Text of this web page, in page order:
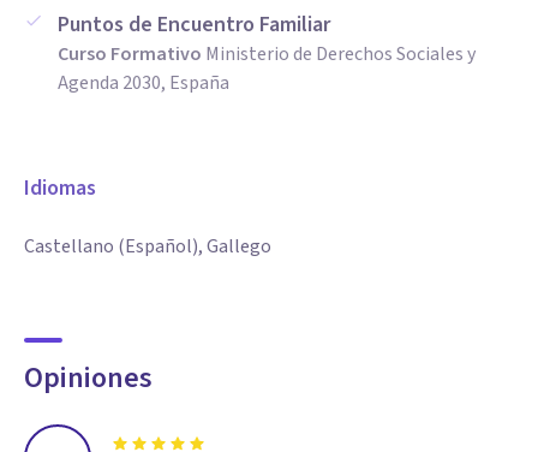
Puntos de Encuentro Familiar
Curso Formativo Ministerio de Derechos Sociales y
Agenda 2030, España
Idiomas
Castellano (Español), Gallego
Opiniones